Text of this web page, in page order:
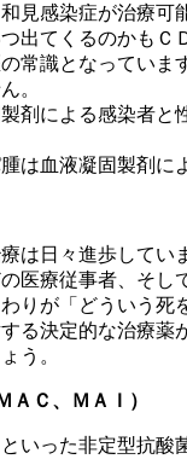
見感染症が治療可
出てくるのかもＣ
常識となってい
。
剤による感染者と
は血液凝固製剤に
は日々進歩してい
医療従事者、そし
りが「どういう死
る決定的な治療薬
う。
ＡＣ、ＭＡＩ）
いった非定型抗酸